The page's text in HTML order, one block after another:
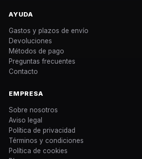
AYUDA
Gastos y plazos de envío
Devoluciones
Métodos de pago
Preguntas frecuentes
Contacto
EMPRESA
Sobre nosotros
Aviso legal
Política de privacidad
Términos y condiciones
Política de cookies